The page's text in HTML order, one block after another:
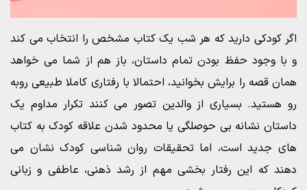
اگر کودکی دارید که هر شب یک کتاب مشخص را انتخاب می کند
و با وجود حفظ بودن تمام داستان، باز هم از شما می خواهد
همان قصه را برایش بخوانید، احتمالا با رفتاری کاملا طبیعی روبه
رو هستید. بسیاری از والدین تصور می کنند تکرار مداوم یک
داستان نشانه بی حوصلگی یا محدود شدن علاقه کودک به کتاب
های جدید است، اما تحقیقات روان شناسی کودک نشان می
دهند که این رفتار بخشی مهم از رشد ذهنی، عاطفی و زبانی